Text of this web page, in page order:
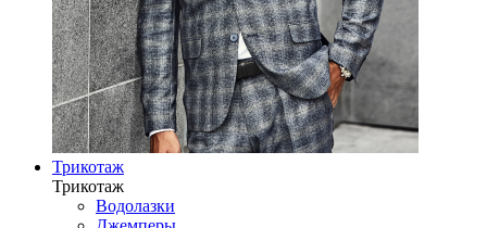
Трикотаж
Трикотаж
Водолазки